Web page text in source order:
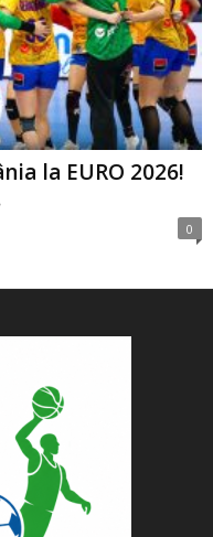
la EURO 2026!
0